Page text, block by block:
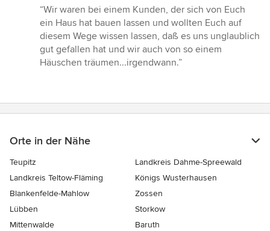
Bewertung:
5
von
5
Sternen
“Wir waren bei einem Kunden, der sich von Euch
ein Haus hat bauen lassen und wollten Euch auf
diesem Wege wissen lassen, daß es uns unglaublich
gut gefallen hat und wir auch von so einem
Häuschen träumen...irgendwann.”
Orte in der Nähe
Teupitz
Landkreis Dahme-Spreewald
Landkreis Teltow-Fläming
Königs Wusterhausen
Blankenfelde-Mahlow
Zossen
Lübben
Storkow
Mittenwalde
Baruth